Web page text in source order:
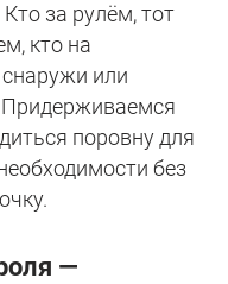
за рулём, тот
кто на
или
Придерживаемся
поровну для
без
—